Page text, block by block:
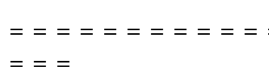
＝＝＝＝＝＝＝＝＝＝
＝＝＝